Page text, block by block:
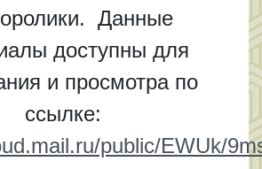
Данные
доступны для
и просмотра по
ссылке:
public/EWUk/